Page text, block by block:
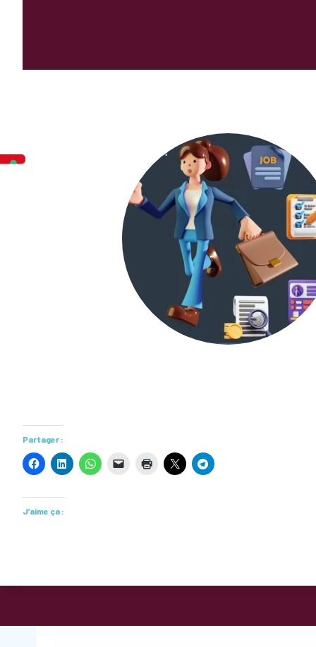
Partager :
J’aime ça :